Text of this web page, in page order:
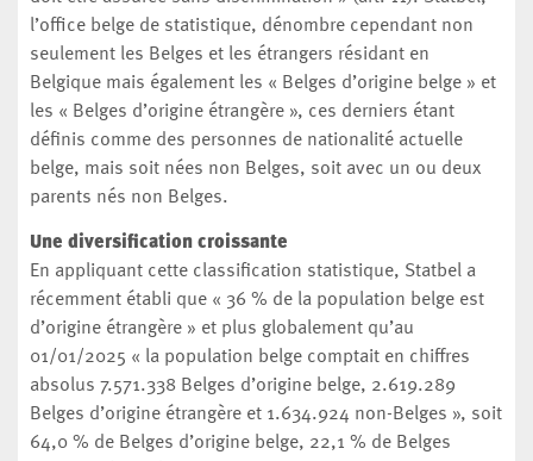
l’office belge de statistique, dénombre cependant non
seulement les Belges et les étrangers résidant en
Belgique mais également les « Belges d’origine belge » et
les « Belges d’origine étrangère », ces derniers étant
définis comme des personnes de nationalité actuelle
belge, mais soit nées non Belges, soit avec un ou deux
parents nés non Belges.
Une diversification croissante
En appliquant cette classification statistique, Statbel a
récemment établi que « 36 % de la population belge est
d’origine étrangère » et plus globalement qu’au
01/01/2025 « la population belge comptait en chiffres
absolus 7.571.338 Belges d’origine belge, 2.619.289
Belges d’origine étrangère et 1.634.924 non-Belges », soit
64,0 % de Belges d’origine belge, 22,1 % de Belges